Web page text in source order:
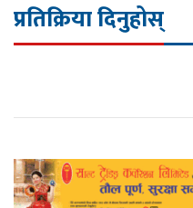
प्रतिक्रिया दिनुहोस्